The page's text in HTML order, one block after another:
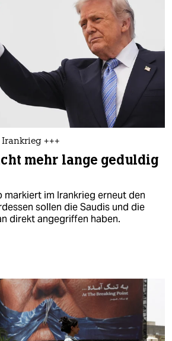
+++
mehr lange geduldig
markiert im Irankrieg erneut den
sollen die Saudis und die
direkt angegriffen haben.